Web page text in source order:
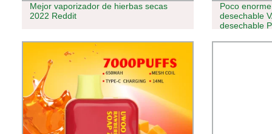
Mejor vaporizador de hierbas secas
2022 Reddit
Poco
desechable
desechable